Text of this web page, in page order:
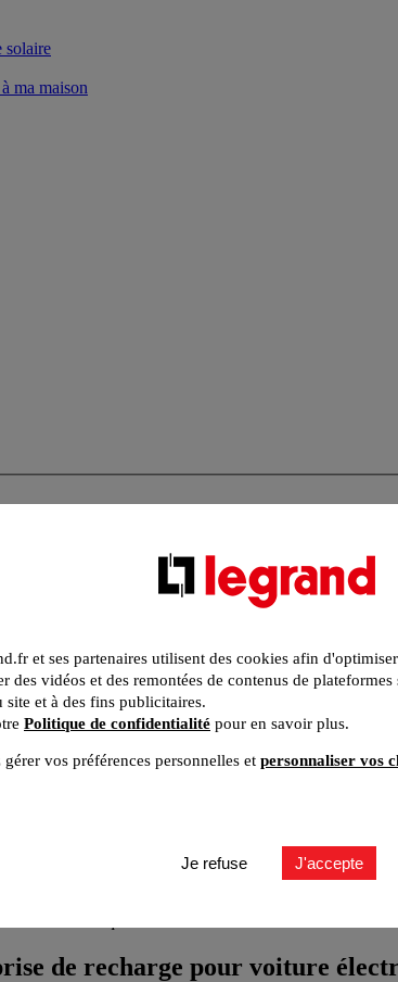
solaire
ma maison
voiture électrique ?
de recharge pour voiture
et ses partenaires utilisent des cookies afin
des vidéos et des remontées de contenus de
site et à des fins publicitaires.
Politique de confidentialité pour en savoir plus.
vos préférences personnelles et personnaliser vos
Je refuse J'accepte